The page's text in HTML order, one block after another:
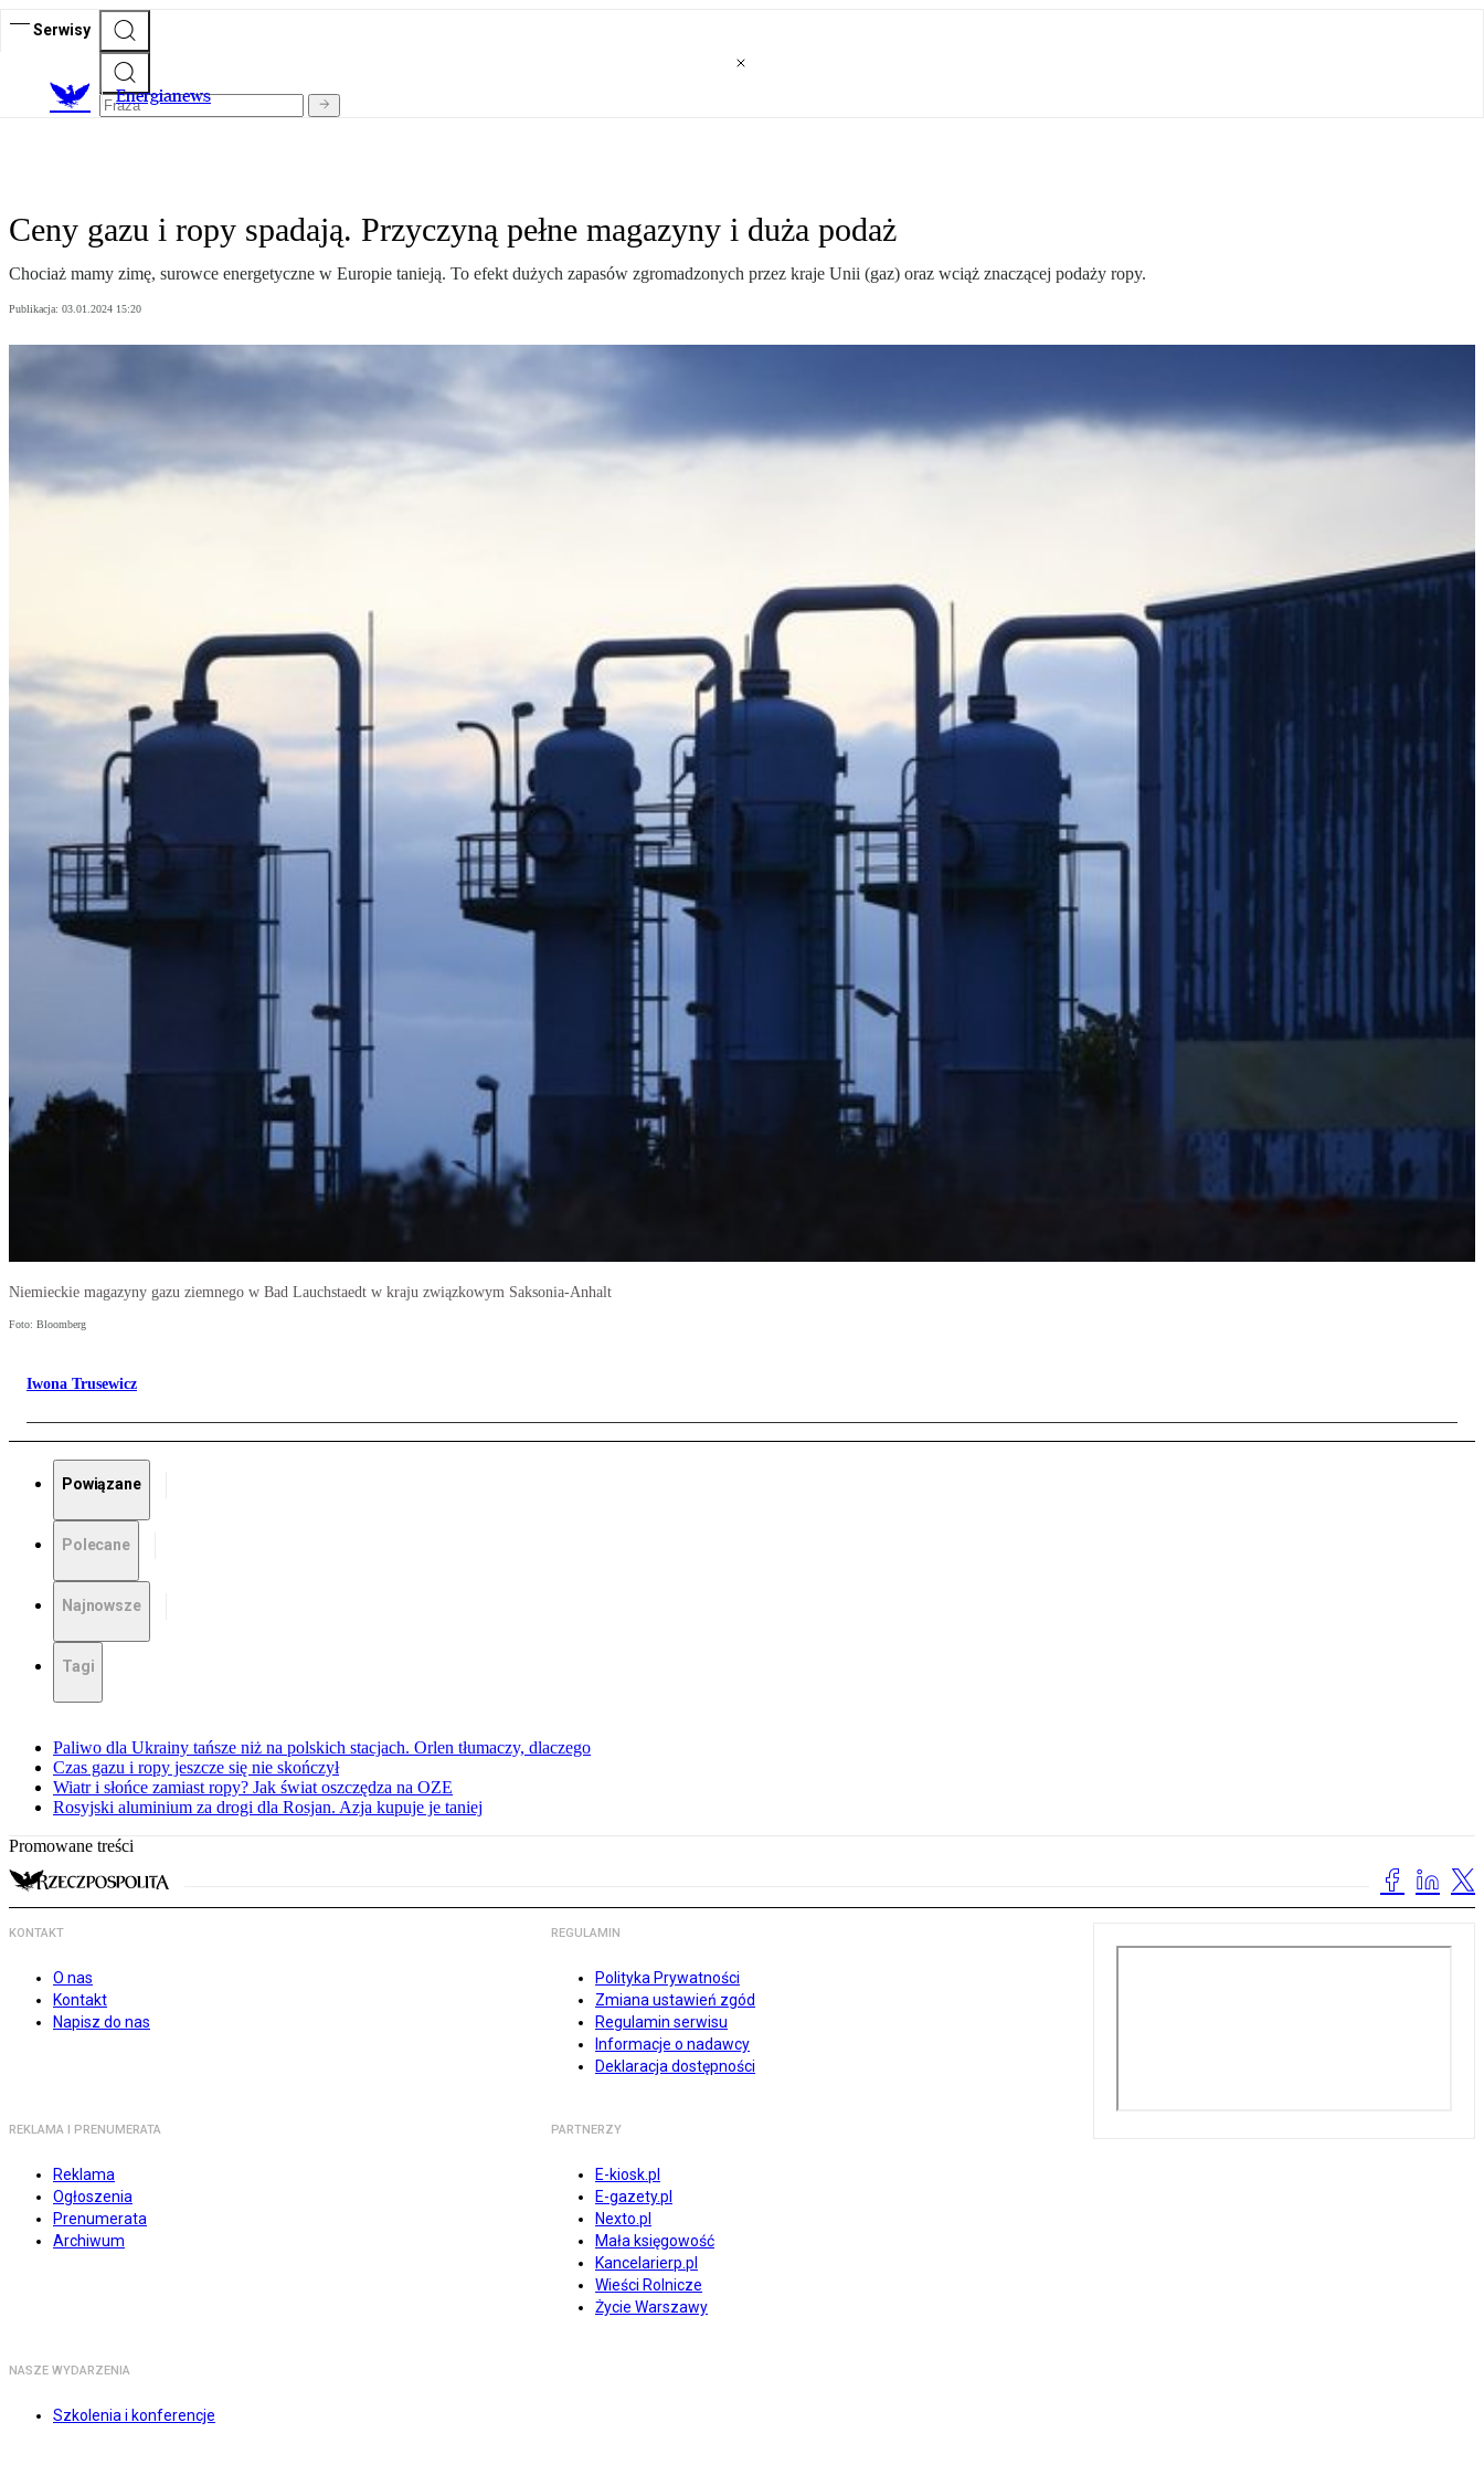
Serwisy
Energianews
Ceny gazu i ropy spadają. Przyczyną pełne magazyny i duża podaż
Chociaż mamy zimę, surowce energetyczne w Europie tanieją. To efekt dużych zapasów zgromadzonych przez kraje Unii (gaz) oraz wciąż znaczącej podaży ropy.
Publikacja: 03.01.2024 15:20
Niemieckie magazyny gazu ziemnego w Bad Lauchstaedt w kraju związkowym Saksonia-Anhalt
Foto: Bloomberg
Iwona Trusewicz
Powiązane
Polecane
Najnowsze
Tagi
Paliwo dla Ukrainy tańsze niż na polskich stacjach. Orlen tłumaczy, dlaczego
Czas gazu i ropy jeszcze się nie skończył
Wiatr i słońce zamiast ropy? Jak świat oszczędza na OZE
Rosyjski aluminium za drogi dla Rosjan. Azja kupuje je taniej
Promowane treści
KONTAKT
O nas
Kontakt
Napisz do nas
REGULAMIN
Polityka Prywatności
Zmiana ustawień zgód
Regulamin serwisu
Informacje o nadawcy
Deklaracja dostępności
REKLAMA I PRENUMERATA
Reklama
Ogłoszenia
Prenumerata
Archiwum
PARTNERZY
E-kiosk.pl
E-gazety.pl
Nexto.pl
Mała księgowość
Kancelarierp.pl
Wieści Rolnicze
Życie Warszawy
NASZE WYDARZENIA
Szkolenia i konferencje